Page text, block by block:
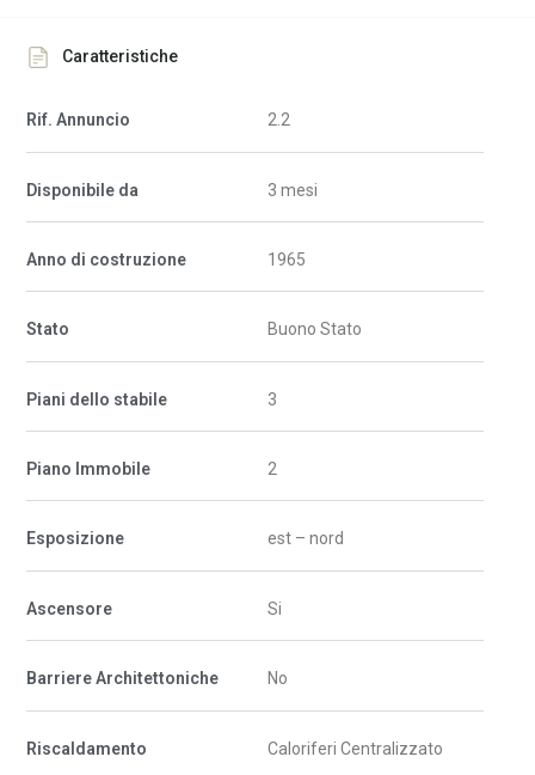
Caratteristiche
Rif. Annuncio 2.2
Disponibile da 3 mesi
Anno di costruzione 1965
Stato Buono Stato
Piani dello stabile 3
Piano Immobile 2
Esposizione est – nord
Ascensore Si
Barriere Architettoniche No
Riscaldamento Caloriferi Centralizzato